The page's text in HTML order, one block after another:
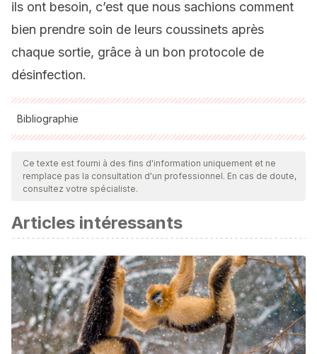
ils ont besoin, c’est que nous sachions comment
bien prendre soin de leurs coussinets après
chaque sortie, grâce à un bon protocole de
désinfection.
Bibliographie
Toutes les sources citées ont été examinées en profondeur
par notre équipe pour garantir leur qualité, leur fiabilité, leur
actualité et leur validité. La bibliographie de cet article a été
ou scientifique
Dirección General de Derechos de los Animales. Ministerio
de Derechos Sociales y Agenda 2030 y Vicepresidencia
Segunda. Gobierno de España.
Manuel Ansede. Elpaís. ¿Cómo se está propagando el
nuevo coronavirus? 2020.
Ce texte est fourni à des fins d'information uniquement et ne
remplace pas la consultation d'un professionnel. En cas de doute,
consultez votre spécialiste.
Articles intéressants